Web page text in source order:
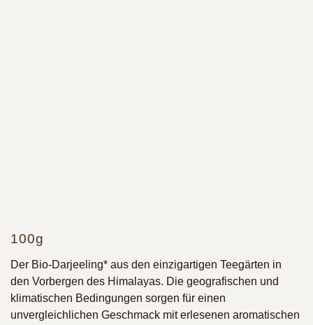
100g
Der Bio-Darjeeling* aus den einzigartigen Teegärten in
den Vorbergen des Himalayas. Die geografischen und
klimatischen Bedingungen sorgen für einen
unvergleichlichen Geschmack mit erlesenen aromatischen